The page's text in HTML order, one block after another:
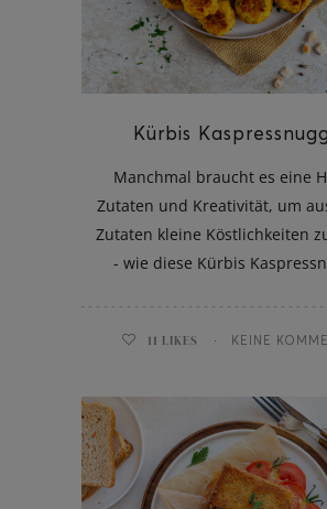
Kürbis
Manchmal braucht es eine
Zutaten und Kreativität, um
Zutaten kleine Köstlichkeiten
- wie diese Kürbis
11 LIKES KEINE